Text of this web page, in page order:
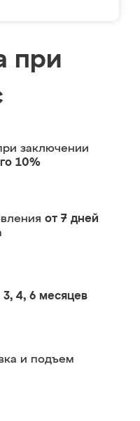
при
заключении
10%
от 7 дней
3, 4, 6 месяцев
и подъем